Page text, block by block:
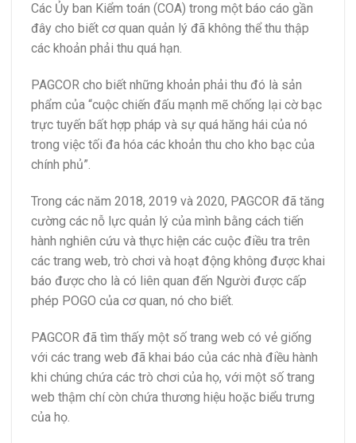
Các Ủy ban Kiểm toán (COA) trong một báo cáo gần
đây cho biết cơ quan quản lý đã không thể thu thập
các khoản phải thu quá hạn.
PAGCOR cho biết những khoản phải thu đó là sản
phẩm của “cuộc chiến đấu mạnh mẽ chống lại cờ bạc
trực tuyến bất hợp pháp và sự quá hăng hái của nó
trong việc tối đa hóa các khoản thu cho kho bạc của
chính phủ”.
Trong các năm 2018, 2019 và 2020, PAGCOR đã tăng
cường các nỗ lực quản lý của mình bằng cách tiến
hành nghiên cứu và thực hiện các cuộc điều tra trên
các trang web, trò chơi và hoạt động không được khai
báo được cho là có liên quan đến Người được cấp
phép POGO của cơ quan, nó cho biết.
PAGCOR đã tìm thấy một số trang web có vẻ giống
với các trang web đã khai báo của các nhà điều hành
khi chúng chứa các trò chơi của họ, với một số trang
web thậm chí còn chứa thương hiệu hoặc biểu trưng
của họ.